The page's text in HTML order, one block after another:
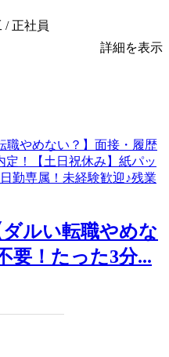
/ 正社員
詳細を表示
ダルい転職やめな
要！たった3分...